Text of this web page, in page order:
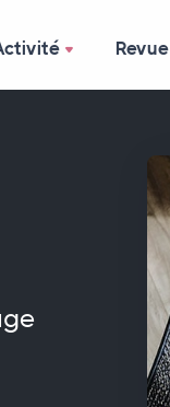
Revue